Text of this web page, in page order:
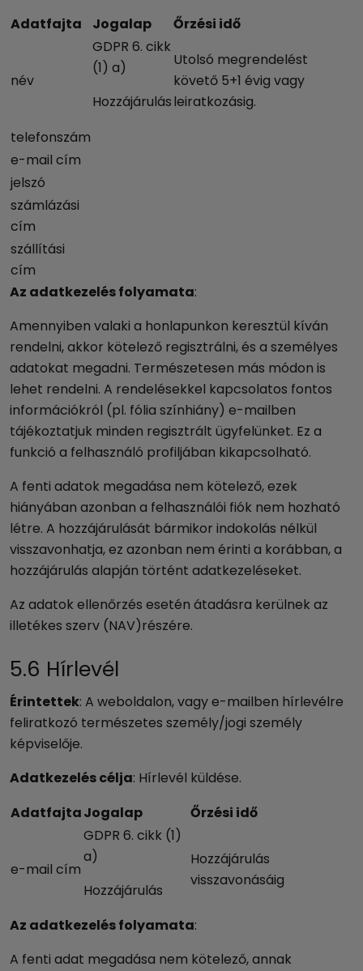
Adatfajta
Jogalap Őrzési idő
név
GDPR 6. cikk
(1) a)
Hozzájárulás
Utolsó megrendelést
követő 5+1 évig vagy
leiratkozásig.
telefonszám
e-mail cím
jelszó
számlázási
cím
szállítási
cím
Az adatkezelés folyamata:
Amennyiben valaki a honlapunkon keresztül kíván
rendelni, akkor kötelező regisztrálni, és a személyes
adatokat megadni. Természetesen más módon is
lehet rendelni. A rendelésekkel kapcsolatos fontos
információkról (pl. fólia színhiány) e-mailben
tájékoztatjuk minden regisztrált ügyfelünket. Ez a
funkció a felhasználó profiljában kikapcsolható.
A fenti adatok megadása nem kötelező, ezek
hiányában azonban a felhasználói fiók nem hozható
létre. A hozzájárulását bármikor indokolás nélkül
visszavonhatja, ez azonban nem érinti a korábban, a
hozzájárulás alapján történt adatkezeléseket.
Az adatok ellenőrzés esetén átadásra kerülnek az
illetékes szerv (NAV)részére.
5.6 Hírlevél
Érintettek: A weboldalon, vagy e-mailben hírlevélre
feliratkozó természetes személy/jogi személy
képviselője.
Adatkezelés célja: Hírlevél küldése.
AdatfajtaJogalap Őrzési idő
e-mail cím
GDPR 6. cikk (1)
a)
Hozzájárulás
Hozzájárulás
visszavonásáig
Az adatkezelés folyamata:
A fenti adat megadása nem kötelező, annak